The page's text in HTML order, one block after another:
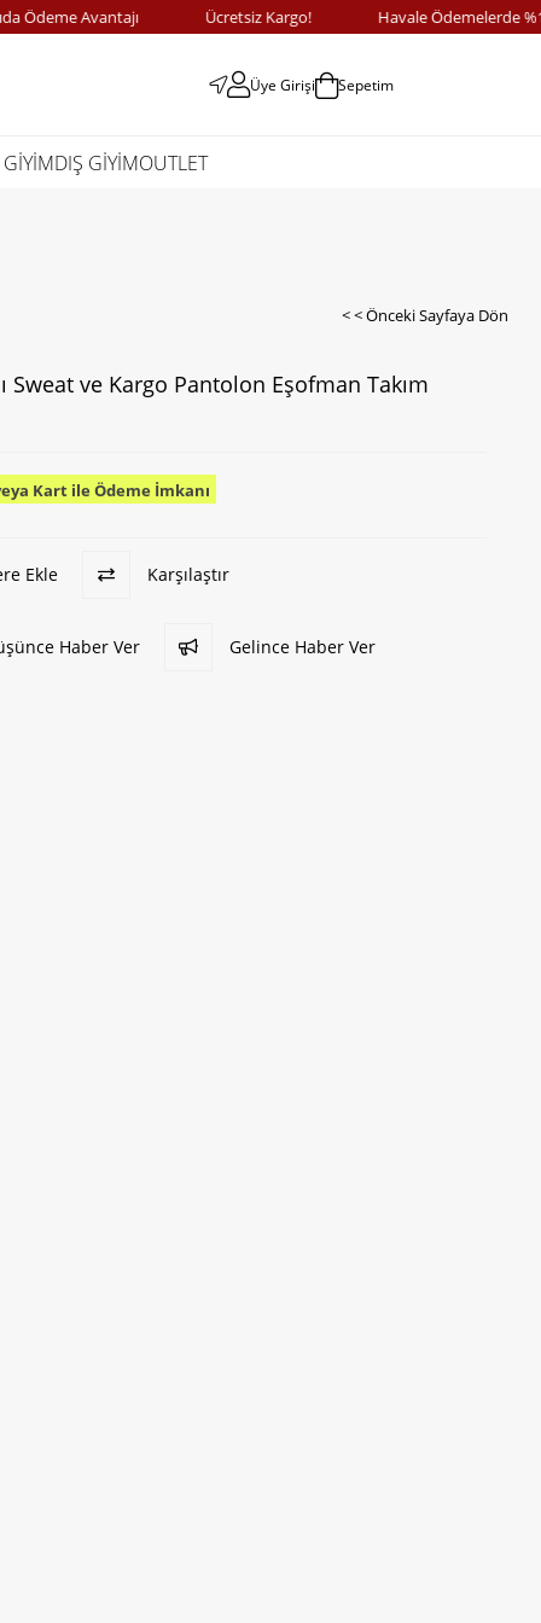
Avantajı Ücretsiz Kargo! Havale Ödemelerde %10
Üye Girişi Sepetim
DIŞ GİYİMOUTLET
< < Önceki Sayfaya Dön
Sweat ve Kargo Pantolon Eşofman Takım
Kart ile Ödeme İmkanı
Ekle Karşılaştır
Haber Ver Gelince Haber Ver